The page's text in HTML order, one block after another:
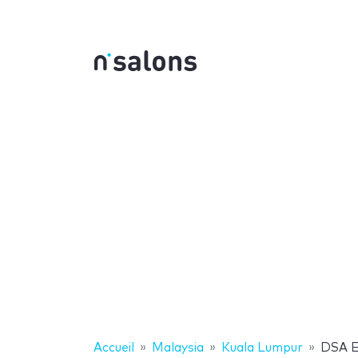
Accueil Malaysia Kuala Lumpur DSA